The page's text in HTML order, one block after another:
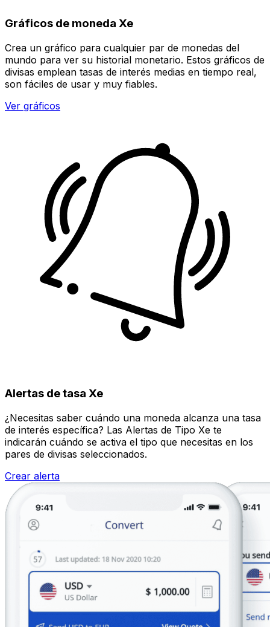
Gráficos de moneda Xe
Crea un gráfico para cualquier par de monedas del
mundo para ver su historial monetario. Estos gráficos de
divisas emplean tasas de interés medias en tiempo real,
son fáciles de usar y muy fiables.
Ver gráficos
Alertas de tasa Xe
¿Necesitas saber cuándo una moneda alcanza una tasa
de interés específica? Las Alertas de Tipo Xe te
indicarán cuándo se activa el tipo que necesitas en los
pares de divisas seleccionados.
Crear alerta